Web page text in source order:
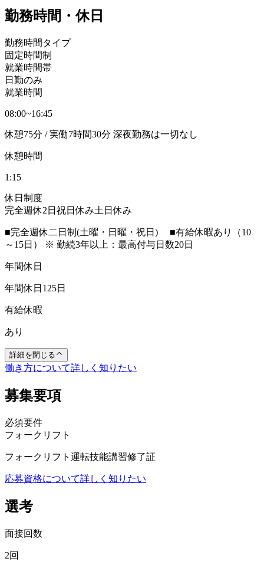
勤務時間・休日
勤務時間タイプ
固定時間制
就業時間帯
日勤のみ
就業時間
08:00~16:45
休憩75分 / 実働7時間30分 深夜勤務は一切なし
休憩時間
1:15
休日制度
完全週休2日 祝日休み土日休み
■完全週休二日制(土曜・日曜・祝日) ■有給休暇あり（10
～15日） ※ 勤続3年以上：最高付与日数20日
年間休日
年間休日125日
有給休暇
あり
詳細を閉じる
働き方について詳しく知りたい
募集要項
必須要件
フォークリフト
フォークリフト運転技能講習修了証
応募資格について詳しく知りたい
選考
面接回数
2回